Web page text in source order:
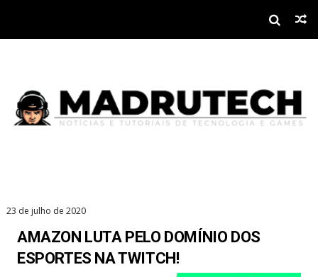
23 de julho de 2020
AMAZON LUTA PELO DOMÍNIO DOS
ESPORTES NA TWITCH!